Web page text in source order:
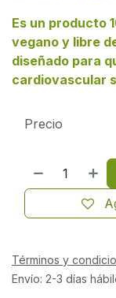
Es un producto
vegano y libre
diseñado para
cardiovascular
Precio
Términos y
Envío: 2-3 días